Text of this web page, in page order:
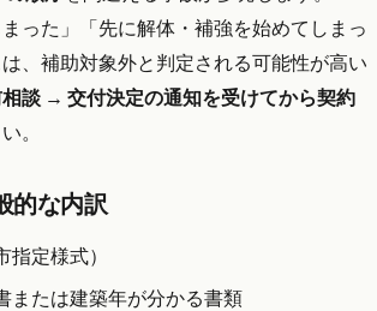
まった」「先に解体・補強を始めてしまっ
、補助対象外と判定される可能性が高い
相談 → 交付決定の通知を受けてから契約
。
的な内訳
定様式）
または建築年が分かる書類